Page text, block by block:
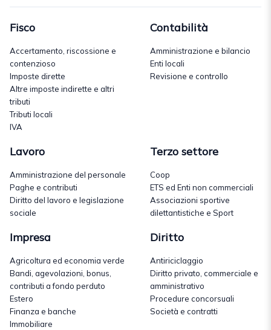
Fisco
Accertamento, riscossione e
contenzioso
Imposte dirette
Altre imposte indirette e altri
tributi
Tributi locali
IVA
Contabilità
Amministrazione e bilancio
Enti locali
Revisione e controllo
Lavoro
Amministrazione del personale
Paghe e contributi
Diritto del lavoro e legislazione
sociale
Terzo settore
Coop
ETS ed Enti non commerciali
Associazioni sportive
dilettantistiche e Sport
Impresa
Agricoltura ed economia verde
Bandi, agevolazioni, bonus,
contributi a fondo perduto
Estero
Finanza e banche
Immobiliare
Diritto
Antiriciclaggio
Diritto privato, commerciale e
amministrativo
Procedure concorsuali
Società e contratti